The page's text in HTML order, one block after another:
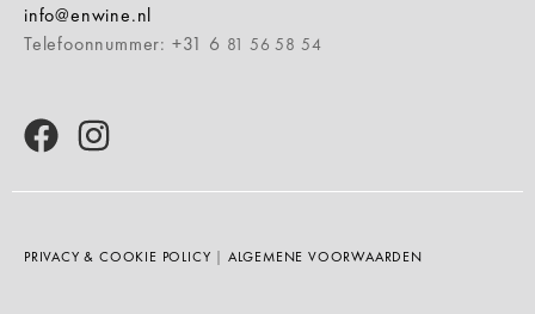
info@enwine.nl
Telefoonnummer: +31 6 81 56 58 54
PRIVACY & COOKIE POLICY | ALGEMENE VOORWAARDEN